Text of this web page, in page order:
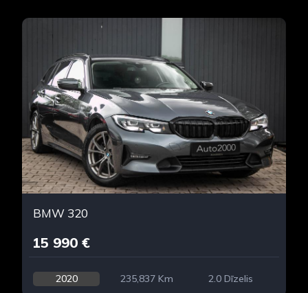
BMW 320
15 990 €
2020 235,837 Km 2.0 Dīzelis